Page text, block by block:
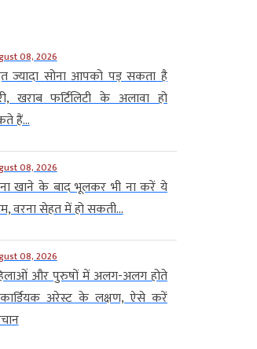
08, 2026
ज्यादा सोना आपको पड़ सकता है
खराब फर्टिलिटी के अलावा हो
हैं...
08, 2026
खाने के बाद भूलकर भी ना करें ये
वरना सेहत में हो सकती...
08, 2026
और पुरुषों में अलग-अलग होते
अरेस्ट के लक्षण, ऐसे करें